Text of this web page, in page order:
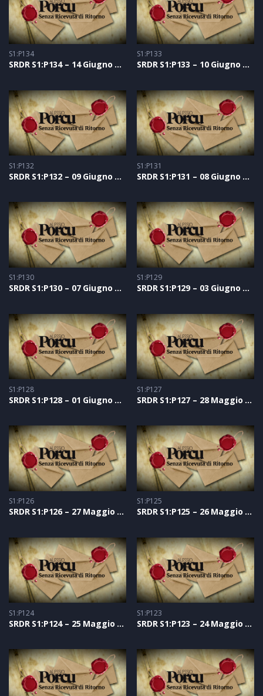
S1:P134
SRDR S1:P134 – 14 Giugno 2021
S1:P133
SRDR S1:P133 – 10 Giugno 2021
S1:P132
SRDR S1:P132 – 09 Giugno 2021
S1:P131
SRDR S1:P131 – 08 Giugno 2021
S1:P130
SRDR S1:P130 – 07 Giugno 2021
S1:P129
SRDR S1:P129 – 03 Giugno 2021
S1:P128
SRDR S1:P128 – 01 Giugno 2021
S1:P127
SRDR S1:P127 – 28 Maggio 2021
S1:P126
SRDR S1:P126 – 27 Maggio 2021
S1:P125
SRDR S1:P125 – 26 Maggio 2021
S1:P124
SRDR S1:P124 – 25 Maggio 2021
S1:P123
SRDR S1:P123 – 24 Maggio 2021